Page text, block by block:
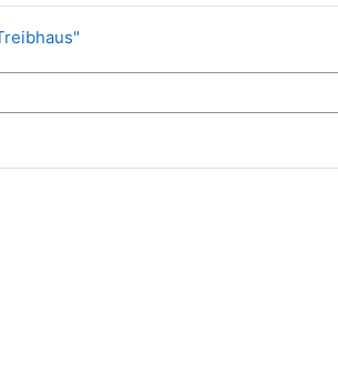
Aufgabe